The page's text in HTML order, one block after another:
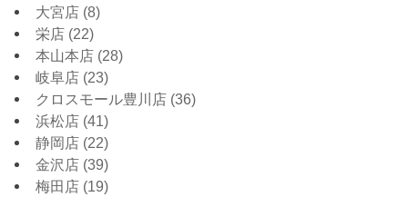
大宮店 (8)
栄店 (22)
本山本店 (28)
岐阜店 (23)
クロスモール豊川店 (36)
浜松店 (41)
静岡店 (22)
金沢店 (39)
梅田店 (19)